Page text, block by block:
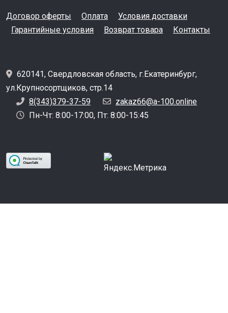
Договор оферты Оплата
Условия доставки
Гарантийные условия
Возврат товара Контакты
620141, Свердловская область, г.Екатеринбург,
ул.Крупносортщиков, стр.14
8(343)379-37-59
zakaz66@a-100.online
Пн-Чт: 8:00-17:00, Пт: 8:00-15:45